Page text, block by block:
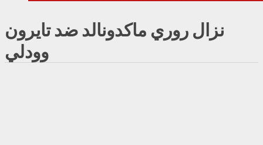
نزال روري ماكدونالد ضد تايرون
وودلي